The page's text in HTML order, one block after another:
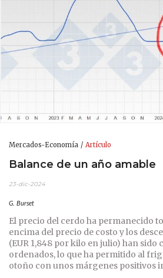
Mercados-Economía Artículo
Balance de un año amable
23-dic-2024
G. Burset
El precio del cerdo ha permanecido
encima del precio de costo y los
(EUR 1,848 por kilo en julio) han sido
ordenados, lo que ha permitido al
otoño con unos márgenes positivos